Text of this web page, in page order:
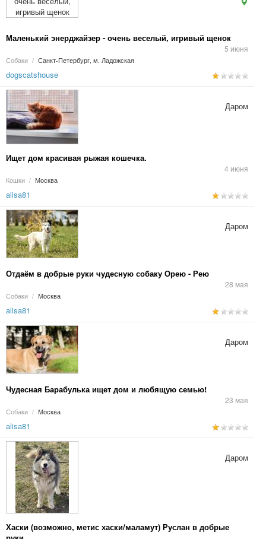
Маленький энерджайзер - очень веселый, игривый щенок
5 июня
Собаки / Санкт-Петербург, м. Ладожская
dogscatshouse
Ищет дом красивая рыжая кошечка.
4 июня
Кошки / Москва
Даром
alisa81
Отдаём в добрые руки чудесную собаку Орею - Рею
28 мая
Собаки / Москва
Даром
alisa81
Чудесная Барабулька ищет дом и любящую семью!
23 мая
Собаки / Москва
Даром
alisa81
Хаски (возможно, метис хаски/маламут) Руслан в добрые
Даром